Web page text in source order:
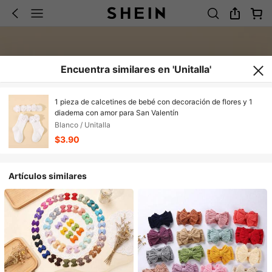
Encuentra similares en 'Unitalla'
1 pieza de calcetines de bebé con decoración de flores y 1
diadema con amor para San Valentín
Blanco / Unitalla
$3.90
Artículos similares